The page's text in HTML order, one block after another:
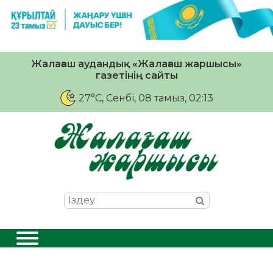
Жалағаш аудандық «Жалағаш жаршысы»
газетінің сайты
27°C, Сенбі, 08 тамыз, 02:13